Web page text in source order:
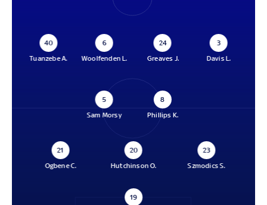
40
Tuanzebe A.
6
Woolfenden L.
24
Greaves J.
3
Davis L.
5
Sam Morsy
8
Phillips K.
21
Ogbene C.
20
Hutchinson O.
23
Szmodics S.
19